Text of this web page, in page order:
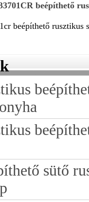
beépíthető
beépíthető rusztikus
sütő